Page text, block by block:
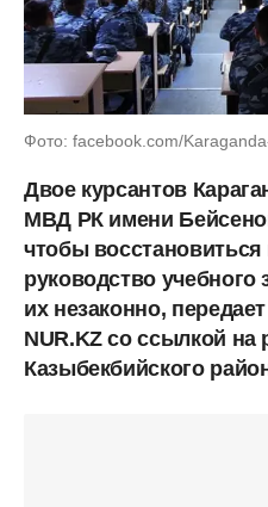
Фото: facebook.com/
Двое курсантов
МВД РК имени
чтобы восстановиться
руководство учебного
их незаконно,
NUR.KZ со ссылкой
Казыбекбийского